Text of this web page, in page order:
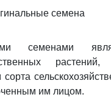
семена
семенами
растений,
им лицом.